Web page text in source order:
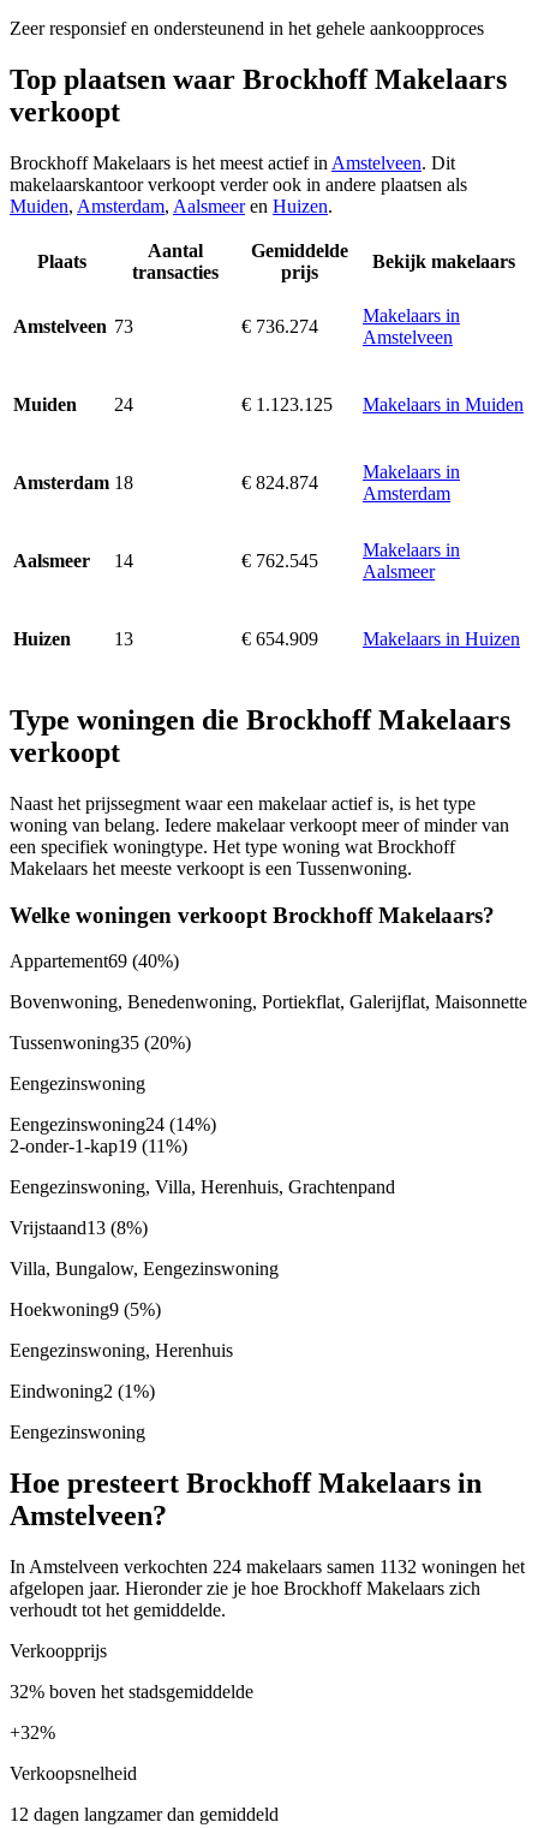
Zeer responsief en ondersteunend in het gehele aankoopproces
Top plaatsen waar Brockhoff Makelaars
verkoopt
Brockhoff Makelaars is het meest actief in Amstelveen. Dit
makelaarskantoor verkoopt verder ook in andere plaatsen als
Muiden, Amsterdam, Aalsmeeren Huizen.
Plaats
Aantal
transacties
Gemiddelde
prijs
Bekijk makelaars
Amstelveen 73 € 736.274
Makelaars in
Amstelveen
Muiden 24 € 1.123.125 Makelaars in Muiden
Amsterdam 18 € 824.874
Makelaars in
Amsterdam
Aalsmeer 14 € 762.545
Makelaars in
Aalsmeer
Huizen 13 € 654.909 Makelaars in Huizen
Type woningen die Brockhoff Makelaars
verkoopt
Naast het prijssegment waar een makelaar actief is, is het type
woning van belang. Iedere makelaar verkoopt meer of minder van
een specifiek woningtype. Het type woning wat Brockhoff
Makelaars het meeste verkoopt is een Tussenwoning.
Welke woningen verkoopt Brockhoff Makelaars?
Appartement69 (40%)
Bovenwoning, Benedenwoning, Portiekflat, Galerijflat, Maisonnette
Tussenwoning35 (20%)
Eengezinswoning
Eengezinswoning24 (14%)
2-onder-1-kap19 (11%)
Eengezinswoning, Villa, Herenhuis, Grachtenpand
Vrijstaand13 (8%)
Villa, Bungalow, Eengezinswoning
Hoekwoning9 (5%)
Eengezinswoning, Herenhuis
Eindwoning2 (1%)
Eengezinswoning
Hoe presteert Brockhoff Makelaars in
Amstelveen?
In Amstelveen verkochten 224 makelaars samen 1132 woningen het
afgelopen jaar. Hieronder zie je hoe Brockhoff Makelaars zich
verhoudt tot het gemiddelde.
Verkoopprijs
32% boven het stadsgemiddelde
+32%
Verkoopsnelheid
12 dagen langzamer dan gemiddeld